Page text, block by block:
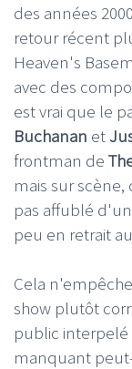
des années
retour récent
Heaven's
avec des
est vrai que le
Buchanan et
frontman de
mais sur scène,
pas affublé
peu en retrait
Cela
show plutôt
public interpelé
manquant